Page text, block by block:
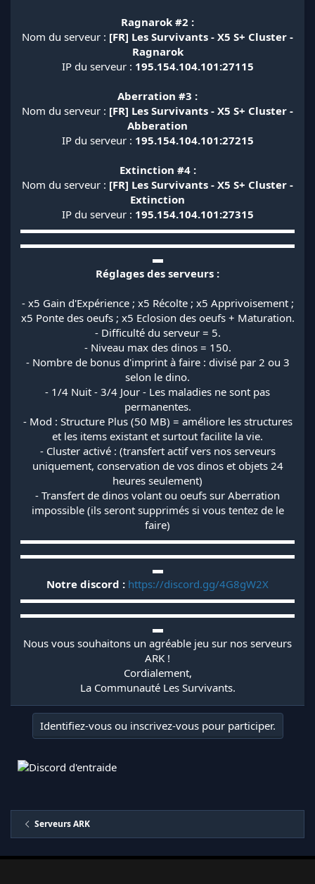
Ragnarok #2 :
Nom du serveur : [FR] Les Survivants - X5 S+ Cluster -
Ragnarok
IP du serveur : 195.154.104.101:27115
Aberration #3 :
Nom du serveur : [FR] Les Survivants - X5 S+ Cluster -
Abberation
IP du serveur : 195.154.104.101:27215
Extinction #4 :
Nom du serveur : [FR] Les Survivants - X5 S+ Cluster -
Extinction
IP du serveur : 195.154.104.101:27315
▬▬▬▬▬▬▬▬▬▬▬▬▬▬▬▬▬▬▬▬▬▬▬▬▬▬
▬▬▬▬▬▬▬▬▬▬▬▬▬▬▬▬▬▬▬▬▬▬▬▬▬▬
▬
Réglages des serveurs :
- x5 Gain d'Expérience ; x5 Récolte ; x5 Apprivoisement ;
x5 Ponte des oeufs ; x5 Eclosion des oeufs + Maturation.
- Difficulté du serveur = 5.
- Niveau max des dinos = 150.
- Nombre de bonus d'imprint à faire : divisé par 2 ou 3
selon le dino.
- 1/4 Nuit - 3/4 Jour - Les maladies ne sont pas
permanentes.
- Mod : Structure Plus (50 MB) = améliore les structures
et les items existant et surtout facilite la vie.
- Cluster activé : (transfert actif vers nos serveurs
uniquement, conservation de vos dinos et objets 24
heures seulement)
- Transfert de dinos volant ou oeufs sur Aberration
impossible (ils seront supprimés si vous tentez de le
faire)
▬▬▬▬▬▬▬▬▬▬▬▬▬▬▬▬▬▬▬▬▬▬▬▬▬▬
▬▬▬▬▬▬▬▬▬▬▬▬▬▬▬▬▬▬▬▬▬▬▬▬▬▬
▬
Notre discord : https://discord.gg/4G8gW2X
▬▬▬▬▬▬▬▬▬▬▬▬▬▬▬▬▬▬▬▬▬▬▬▬▬▬
▬▬▬▬▬▬▬▬▬▬▬▬▬▬▬▬▬▬▬▬▬▬▬▬▬▬
▬
Nous vous souhaitons un agréable jeu sur nos serveurs
ARK !
Cordialement,
La Communauté Les Survivants.​
Identifiez-vous ou inscrivez-vous pour participer.
Serveurs ARK